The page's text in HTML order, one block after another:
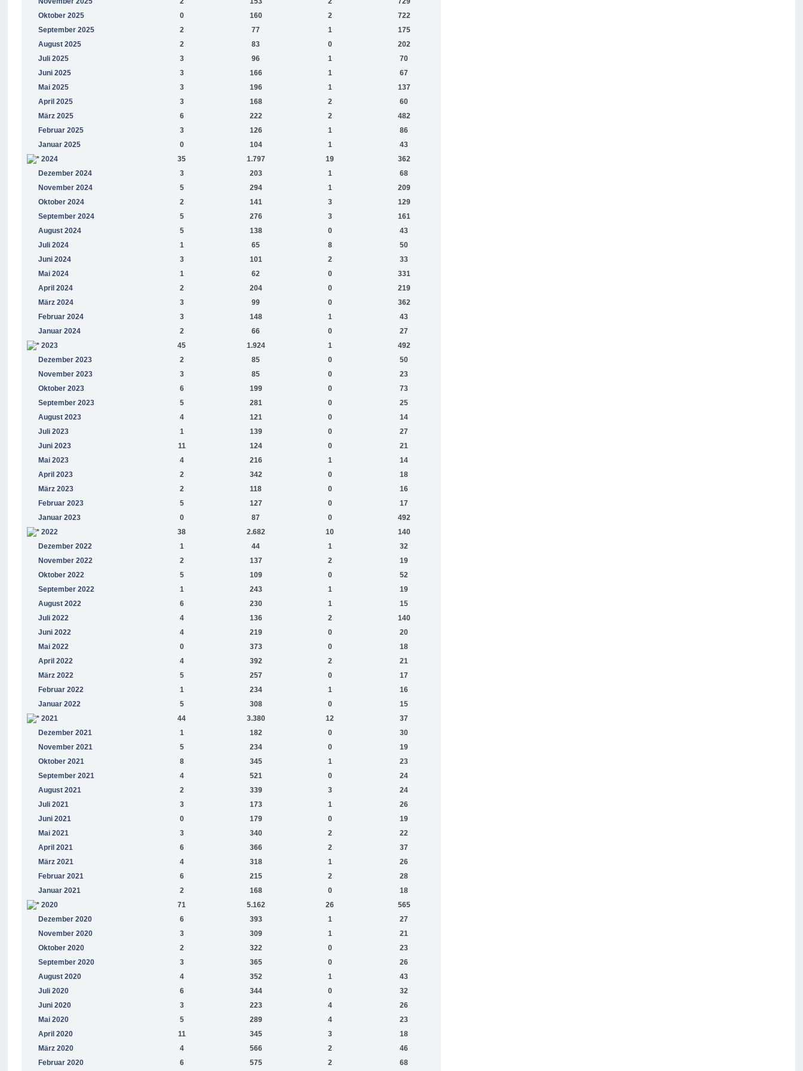
Oktober 2025
0 160 2
722
September 2025
2 77 1
175
August 2025
2 83 0
202
Juli 2025
3 96 1
70
Juni 2025
3 166 1
67
Mai 2025
3 196 1
137
April 2025
3 168 2
60
März 2025
6 222 2
482
Februar 2025
3 126 1
86
Januar 2025
0 104 1
43
2024
35 1.797 19
362
Dezember 2024
3 203 1
68
November 2024
5 294 1
209
Oktober 2024
2 141 3
129
September 2024
5 276 3
161
August 2024
5 138 0
43
Juli 2024
1 65 8
50
Juni 2024
3 101 2
33
Mai 2024
1 62 0
331
April 2024
2 204 0
219
März 2024
3 99 0
362
Februar 2024
3 148 1
43
Januar 2024
2 66 0
27
2023
45 1.924 1
492
Dezember 2023
2 85 0
50
November 2023
3 85 0
23
Oktober 2023
6 199 0
73
September 2023
5 281 0
25
August 2023
4 121 0
14
Juli 2023
1 139 0
27
Juni 2023
11 124 0
21
Mai 2023
4 216 1
14
April 2023
2 342 0
18
März 2023
2 118 0
16
Februar 2023
5 127 0
17
Januar 2023
0 87 0
492
2022
38 2.682 10
140
Dezember 2022
1 44 1
32
November 2022
2 137 2
19
Oktober 2022
5 109 0
52
September 2022
1 243 1
19
August 2022
6 230 1
15
Juli 2022
4 136 2
140
Juni 2022
4 219 0
20
Mai 2022
0 373 0
18
April 2022
4 392 2
21
März 2022
5 257 0
17
Februar 2022
1 234 1
16
Januar 2022
5 308 0
15
2021
44 3.380 12
37
Dezember 2021
1 182 0
30
November 2021
5 234 0
19
Oktober 2021
8 345 1
23
September 2021
4 521 0
24
August 2021
2 339 3
24
Juli 2021
3 173 1
26
Juni 2021
0 179 0
19
Mai 2021
3 340 2
22
April 2021
6 366 2
37
März 2021
4 318 1
26
Februar 2021
6 215 2
28
Januar 2021
2 168 0
18
2020
71 5.162 26
565
Dezember 2020
6 393 1
27
November 2020
3 309 1
21
Oktober 2020
2 322 0
23
September 2020
3 365 0
26
August 2020
4 352 1
43
Juli 2020
6 344 0
32
Juni 2020
3 223 4
26
Mai 2020
5 289 4
23
April 2020
11 345 3
18
März 2020
4 566 2
46
Februar 2020
6 575 2 68